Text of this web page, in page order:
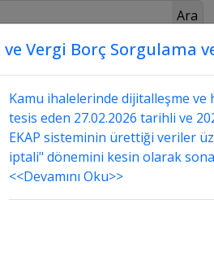
Ara
Üstada Sor Danışmanlık
ihale kapsamında
kapsamında çalışan
Vergi Borç Sorgulama
Kamu ihalelerinde dijitalleşme
tesis eden 27.02.2026 tarihli ve
EKAP sisteminin ürettiği veriler
iptali" dönemini kesin olarak
<<Devamını Oku>>